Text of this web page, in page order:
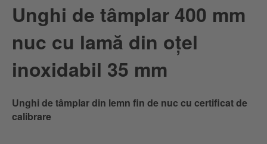
Unghi de tâmplar 400 mm
nuc cu lamă din oțel
inoxidabil 35 mm
Unghi de tâmplar din lemn fin de nuc cu certificat de
calibrare